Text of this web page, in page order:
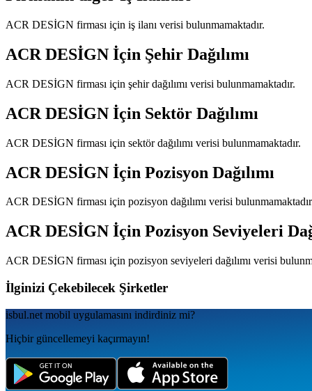
ACR DESİGN firması için iş ilanı verisi bulunmamaktadır.
ACR DESİGN İçin Şehir Dağılımı
ACR DESİGN firması için şehir dağılımı verisi bulunmamaktadır.
ACR DESİGN İçin Sektör Dağılımı
ACR DESİGN firması için sektör dağılımı verisi bulunmamaktadır.
ACR DESİGN İçin Pozisyon Dağılımı
ACR DESİGN firması için pozisyon dağılımı verisi
ACR DESİGN İçin Pozisyon Seviyeleri
ACR DESİGN firması için pozisyon seviyeleri dağılımı verisi
İlginizi Çekebilecek Şirketler
isbul.net mobil uygulamаsını indirdiniz mi?
Hiçbir güncellemeyi kaçırmayın!